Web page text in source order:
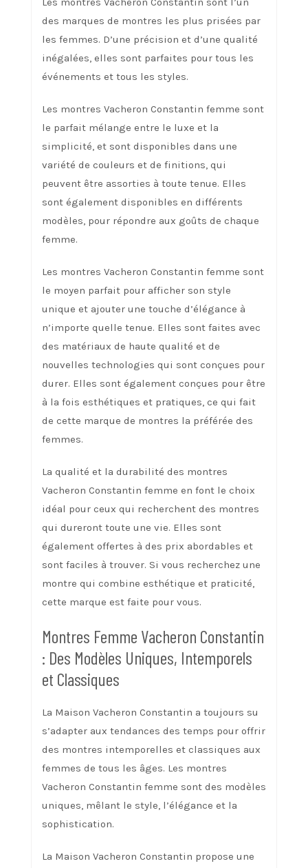
des marques de montres les plus prisées par
les femmes. D’une précision et d’une qualité
inégalées, elles sont parfaites pour tous les
événements et tous les styles.
Les montres Vacheron Constantin femme sont
le parfait mélange entre le luxe et la
simplicité, et sont disponibles dans une
variété de couleurs et de finitions, qui
peuvent être assorties à toute tenue. Elles
sont également disponibles en différents
modèles, pour répondre aux goûts de chaque
femme.
Les montres Vacheron Constantin femme sont
le moyen parfait pour afficher son style
unique et ajouter une touche d’élégance à
n’importe quelle tenue. Elles sont faites avec
des matériaux de haute qualité et de
nouvelles technologies qui sont conçues pour
durer. Elles sont également conçues pour être
à la fois esthétiques et pratiques, ce qui fait
de cette marque de montres la préférée des
femmes.
La qualité et la durabilité des montres
Vacheron Constantin femme en font le choix
idéal pour ceux qui recherchent des montres
qui dureront toute une vie. Elles sont
également offertes à des prix abordables et
sont faciles à trouver. Si vous recherchez une
montre qui combine esthétique et praticité,
cette marque est faite pour vous.
Montres Femme Vacheron Constantin
: Des Modèles Uniques, Intemporels
et Classiques
La Maison Vacheron Constantin a toujours su
s’adapter aux tendances des temps pour offrir
des montres intemporelles et classiques aux
femmes de tous les âges. Les montres
Vacheron Constantin femme sont des modèles
uniques, mêlant le style, l’élégance et la
sophistication.
La Maison Vacheron Constantin propose une